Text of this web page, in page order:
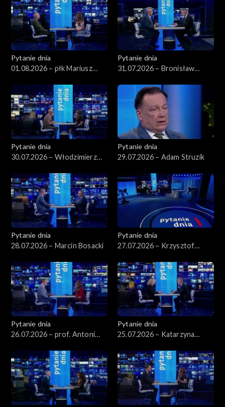
Pytanie dnia
01.08.2026 – płk Mariusz
Pytanie dnia
31.07.2026 – Bronisław
Pytanie dnia
30.07.2026 – Włodzimierz
Pytanie dnia
29.07.2026 – Adam Struzik
Pytanie dnia
28.07.2026 – Marcin Bosacki
Pytanie dnia
27.07.2026 – Krzysztof
Pytanie dnia
26.07.2026 – prof. Antoni
Pytanie dnia
25.07.2026 – Katarzyna